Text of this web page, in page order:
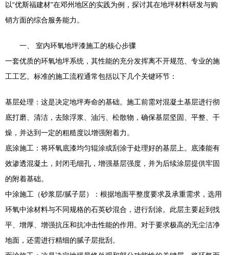
以“优斯福建材”在邓州地区的实践为例，探讨其在地坪材料研发与购
销方面的综合服务能力。
一、 室内环氧地坪漆施工的核心步骤
一套优质的环氧地坪系统，其性能的充分发挥离不开规范、专业的施
工工艺。标准的施工流程通常包括以下几个关键环节：
基层处理：这是决定地坪寿命的基础。施工前需对混凝土基层进行彻
底打磨、清洁，去除浮浆、油污、松散物，确保基层坚固、平整、干
燥，并达到一定的粗糙度以增强附着力。
底涂施工：将环氧底漆均匀辊涂或刮涂于处理好的基层上。底漆能有
效渗透混凝土，封闭毛细孔，增强基层强度，并为后续涂层提供牢固
的附着基础。
中涂施工（砂浆层/腻子层）：根据地面平整度要求及承重需求，选用
环氧中涂材料与不同规格的石英砂混合，进行刮涂。此层主要起到找
平、增厚、增强抗压和抗冲击性能的作用。对于要求极高的无尘洁净
地面，还需进行精细的腻子层批刮。